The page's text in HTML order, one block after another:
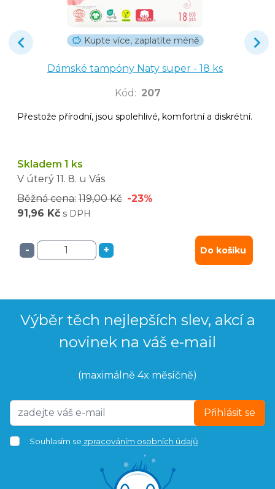
Kupte více, zaplatíte méně
Dámské tampóny Naty super - 18 ks
Kód : 207
Přestože přírodní, jsou spolehlivé, komfortní a diskrétní.
Skladem 1 ks
V úterý 11. 8. u Vás
Běžná cena: 119,00 Kč -23%
91,96 Kč s DPH
- + Do košíku
Výběr těch nejlepších slev, akcí a
novinek na váš e-mail
(maximálně 4x měsíčně)
Přihlásit se
Souhlasím se zpracováním osobních údajů